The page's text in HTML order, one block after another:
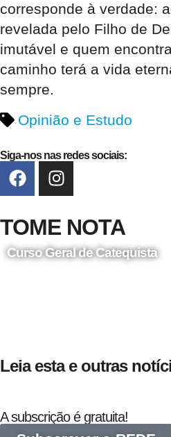
corresponde à verdade:
revelada pelo Filho de
imutável e quem
caminho terá a vida
sempre.
Opinião e Estudo
Siga-nos nas redes sociais:
TOME NOTA
Curso Geral de Catequista
Leia esta e outras
A subscrição é gratuita!